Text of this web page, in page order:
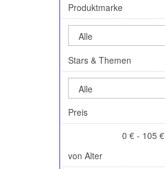
Produktmarke
Stars & Themen
Preis
0 € - 105 €
von Alter